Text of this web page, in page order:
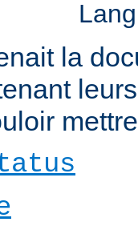
la